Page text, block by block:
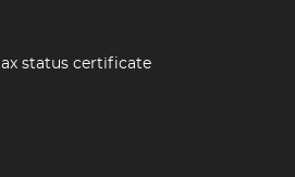
status certificate